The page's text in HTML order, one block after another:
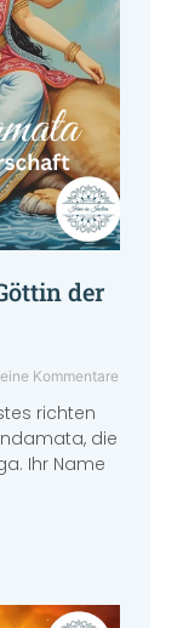
der
Kommentare
richten
die
Ihr Name